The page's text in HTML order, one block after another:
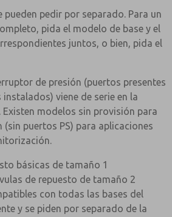
pueden pedir por separado. Para un
pida el modelo de base y el
juntos, o bien, pida el
de presión (puertos presentes
viene de serie en la
Existen modelos sin provisión para
puertos PS) para aplicaciones
básicas de tamaño 1
de repuesto de tamaño 2
con todas las bases del
y se piden por separado de la